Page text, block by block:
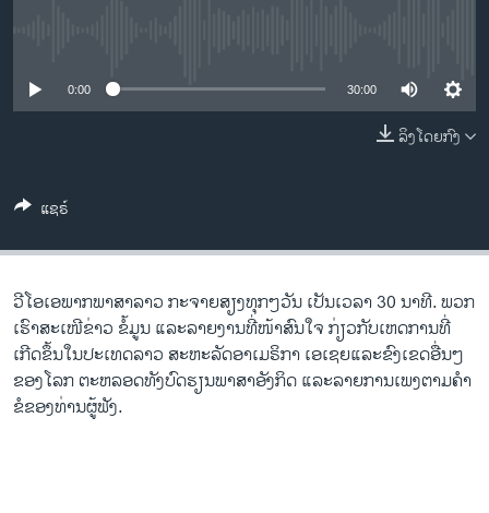
ຊຸມຊົນຊາວລາວ
ພາສາອັງກິດ
ວີດີໂອ
ລາຍການກະຈາຍສຽງ
ລາຍງານ
ຕິດຕາມພວກເຮົາ ທີ່
0:00 30:00
ລິງໂດຍກົງ
ແຊຣ໌
ວີ​ໂອ​ເອພາກ​ພາສາ​ລາວ​ ກະຈາຍສຽງ​ທຸກໆ​ວັນ ​ເປັນ​ເວລາ 30 ນາທີ. ພວກ​
ເຮົາ​ສະ​ເໜີຂ່າວ ຂໍ້​ມູນ ​ແລະ​ລາຍ​ງານ​ທີ່​ໜ້າ​ສົນ​ໃຈ ກ່ຽວກັບ​​ເຫດການ​​ທີ່​
ເກີດ​ຂຶ້ນ​ໃນ​ປະ​ເທດ​ລາວ ສະຫະລັດ​ອ​າ​ເມ​ຣິ​ກາ ​ເອ​ເຊຍ​ແລະ​ຂົງເຂດ​ອື່ນໆ​
ຂອງ​ໂລກ ຕະຫລອດ​ທັງ​ບົດຮຽນ​ພາສາ​ອັງກິດ ​ແລະ​ລາຍການ​ເພງ​ຕາມ​ຄຳ​
ຂໍ​ຂອງ​ທ່ານ​ຜູ້​ຟັງ.